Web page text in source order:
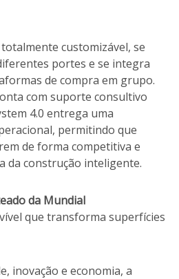
customizável, se
portes e se integra
de compra em grupo.
com suporte consultivo
4.0 entrega uma
permitindo que
de forma competitiva e
da construção inteligente.
da Mundial
que transforma superfícies
inovação e economia, a